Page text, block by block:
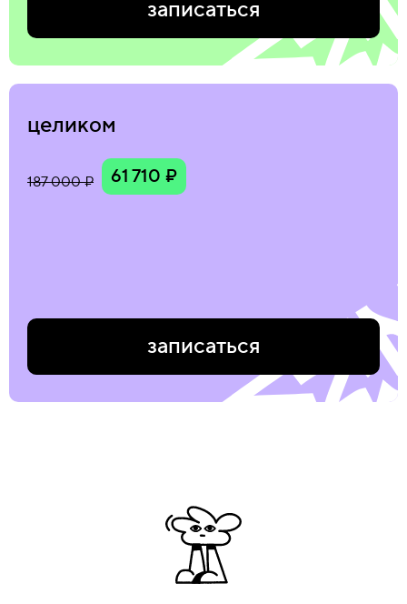
записаться
целиком
187 000 ₽ 61 710 ₽
записаться